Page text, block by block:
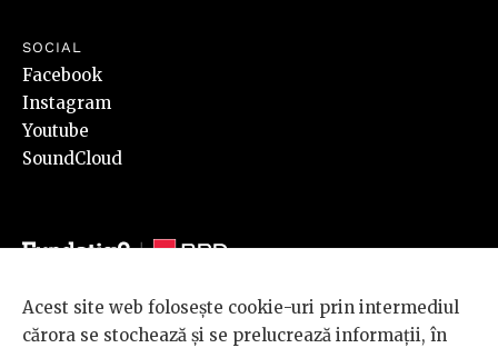
SOCIAL
Facebook
Instagram
Youtube
SoundCloud
© 2026 BRD Groupe Société Générale, toate drepturile rezervate.
Acest site web folosește cookie-uri prin intermediul
cărora se stochează și se prelucrează informații, în